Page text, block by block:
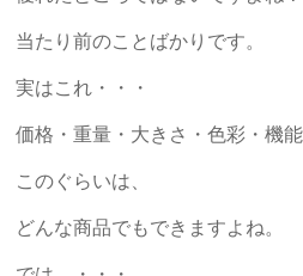
サ
ー
ス
を
提
し
ま
当たり前のことばかりです。
実はこれ・・・
価格・重量・大きさ・色彩・機
このぐらいは、
どんな商品でもできますよね。